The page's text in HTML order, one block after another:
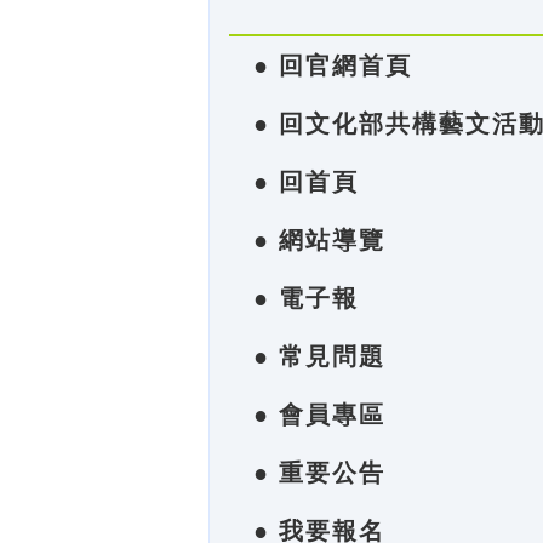
● 回官網首頁
● 回文化部共構藝文活
● 回首頁
● 網站導覽
● 電子報
● 常見問題
● 會員專區
● 重要公告
● 我要報名